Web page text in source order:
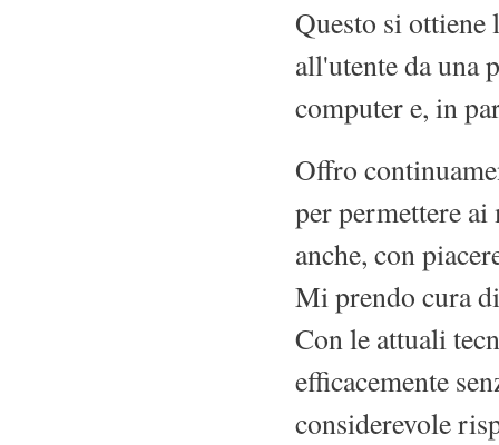
Questo si
all'utente da una
computer e, in
Offro
per permettere
anche, con
Mi prendo cura
Con le attuali
efficacemente
considerevole